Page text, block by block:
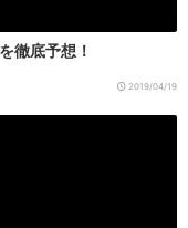
徹底予想！
2019/04/19